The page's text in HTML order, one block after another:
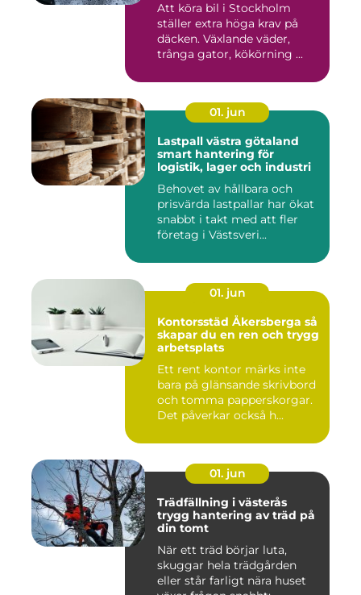
Att köra bil i Stockholm
ställer extra höga krav på
däcken. Växlande väder,
trånga gator, kökörning ...
01. jun
Lastpall västra götaland
smart hantering för
logistik, lager och industri
Behovet av hållbara och
prisvärda lastpallar har ökat
snabbt i takt med att fler
företag i Västsveri...
01. jun
Kontorsstäd Åkersberga så
skapar du en ren och trygg
arbetsplats
Ett rent kontor märks inte
bara på glänsande skrivbord
och tomma papperskorgar.
Det påverkar också h...
01. jun
Trädfällning i västerås
trygg hantering av träd på
din tomt
När ett träd börjar luta,
skuggar hela trädgården
eller står farligt nära huset